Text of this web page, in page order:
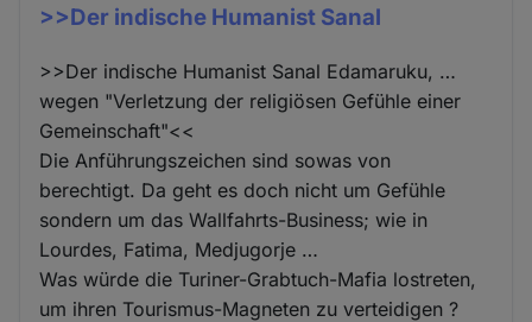
>>Der indische Humanist Sanal
>>Der indische Humanist Sanal Edamaruku, …
wegen "Verletzung der religiösen Gefühle einer
Gemeinschaft"<<
Die Anführungszeichen sind sowas von
berechtigt. Da geht es doch nicht um Gefühle
sondern um das Wallfahrts-Business; wie in
Lourdes, Fatima, Medjugorje …
Was würde die Turiner-Grabtuch-Mafia lostreten,
um ihren Tourismus-Magneten zu verteidigen ?